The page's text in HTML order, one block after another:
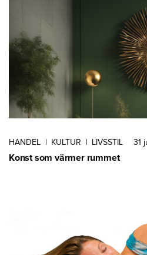
HANDEL | KULTUR | LIVSSTIL 31
Konst som värmer rummet